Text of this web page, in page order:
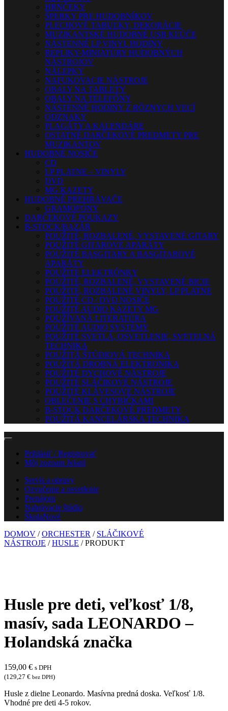
HRNČEKY
ŠPERKY PRE HUDOBNÍKOV
PLECHOVÉ TABUĽKY, DEKORÁCIE
MUZIKANTSKÉ HUDOBNÉ USB KĽÚČE
NÁSTENNÉ LP VINYL HODINY
REPLIKY-MINIATÚRY HUDOBNÝCH
NÁSTROJOV
NÁLEPKY
NAFUKOVACIE NÁSTROJE
OBALY NA TABLETY
OBALY NA TELEFÓNY
NÁSTENNÉ HODINY Z RÔZNYCH VECÍ
ODZNAKY
PLAGÁTY A KALENDÁRE
OSTATNÉ DARČEKOVÉ PREDMETY PRE
MUZIKANTOV
HUDOBNÉ NOSIČE
CD
LP PLATNE – VINYLY
DVD
MG KAZETY
HUDOBNÉ PREHRÁVAČE
GRAMOFÓNY
DARČEKOVÉ POUKAZY
B-STOCK/BAZÁR
POUŽITÉ, ROZBALENÉ, VYSTAVENÉ GITARY
POUŽITÉ GITAROVÉ APARÁTY
POUŽITÉ BASGITARY A BASGITAROVÉ
APARÁTY
POUŽITÉ ELEKTRÓNKY
POUŽITÉ, ROZBALENÉ, VYSTAVENÉ BICIE
POUŽITÉ, ROZBALENÉ VINYLY, LP PLATNE
POUŽITÉ CD / DVD NOSIČE
POUŽITÉ AUDIO KAZETY MG
POUŽÍVANÁ LITERATÚRA
POUŽITÉ AUDIO SYSTÉMY
POUŽITÉ SVETLÁ, OSVETLENIE, SVETELNÁ
TECHNIKA
POUŽITÁ ŠTÚDIOVÁ TECHNIKA
POUŽITÁ DROBNÁ ELEKTRONIKA
POUŽITÉ DYCHOVÉ NÁSTROJE
POUŽITÉ SLÁČIKOVÉ NÁSTROJE
POUŽITÉ KLÁVESOVÉ NÁSTROJE
OBLEČENIE S CHYBIČKAMI
B-STOCK DARČEKOVÉ PREDMETY
POUŽITÁ KANCELÁRSKA TECHNIKA
Prihlásiť / Registrovať
Môj zoznam želaní
Servis a opravy
Ozvučenie a osvetlenie
Prenájom
Nahrávacie štúdio
ŠkolaNové
DOMOV /ORCHESTER / SLÁČIKOVÉ
NÁSTROJE /HUSLE / PRODUKT
Husle pre deti, veľkosť 1/8,
masív, sada LEONARDO –
Holandská značka
159,00 € s DPH
(129,27 € bez DPH)
Husle z dielne Leonardo. Masívna predná doska. Veľkosť 1/8.
Vhodné pre deti 4-5 rokov.